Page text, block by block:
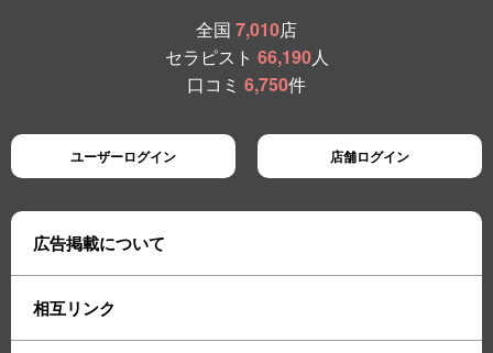
全国 7,010店
セラピスト 66,190人
口コミ 6,750件
ユーザーログイン 店舗ログイン
広告掲載について
相互リンク